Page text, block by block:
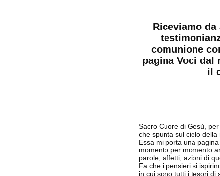
Riceviamo da
comunione
pagina Voci dal
il
Sacro Cuore di Gesù,
che spunta sul cielo della
Essa mi porta una
momento per momento
parole, affetti, azioni di
Fa che i pensieri si
in cui sono tutti i tesori di